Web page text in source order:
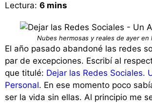
Lectura: 6 mins
Nubes hermosas y reales de ayer en
El año pasado abandoné las redes
par de excepciones. Escribí al
que titulé: Dejar las Redes Sociales.
Personal. En ese momento poco
ser la vida sin ellas. Al principio me